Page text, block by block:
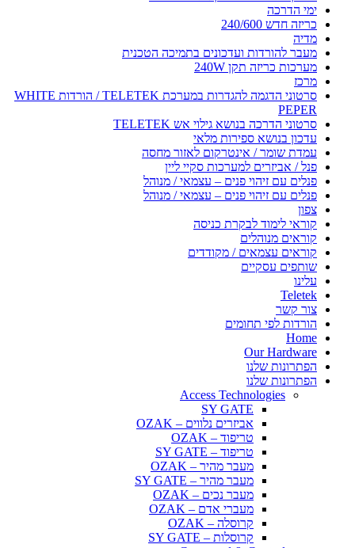
ימי הדרכה
כריזה חדש 240/600
מדיה
מעבר להורדות ועדכונים בתמיכה הטכנית
מערכות כריזה תקן 240W
מרכז
סרטוני הדגמה להגדרות במערכת TELETEK / הורדות WHITE
PEPER
סרטוני הדרכה בנושא גילוי אש TELETEK
עדכון בנושא ספירות מלאי
עמדת שומר / אינטרקום לאזור מחסה
פנל / אביזרים למערכות סקיי ליין
פנלים עם זיהוי פנים – עצמאי / מנוהל
פנלים עם זיהוי פנים – עצמאי / מנוהל
צפון
קוראי לימוד לבקרת כניסה
קוראים מנוהלים
קוראים עצמאים / מקודדים
שותפים עסקיים
עלינו
Teletek
צור קשר
הורדות לפי תחומים
Home
Our Hardware
הפתרונות שלנו
הפתרונות שלנו
Access Technologies
SY GATE
אביזרים נלווים – OZAK
טריפוד – OZAK
טריפוד – SY GATE
מעבר מהיר – OZAK
מעבר מהיר – SY GATE
מעבר נכים – OZAK
מעברי אדם – OZAK
קרוסלה – OZAK
קרוסלות – SY GATE